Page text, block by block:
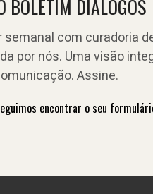
BOLETIM DIÁLOGOS
com curadoria
por nós. Uma visão
Assine.
encontrar o seu